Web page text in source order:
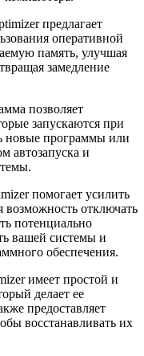
предлагает
оперативной
память, улучшая
замедление
позволяет
запускаются при
новые программы или
автозапуска и
помогает усилить
возможность отключать
потенциально
вашей системы и
обеспечения.
имеет простой и
делает ее
предоставляет
восстанавливать их